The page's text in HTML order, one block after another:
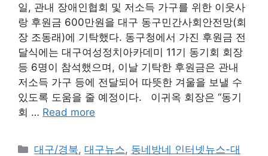
일, 관내 장애인협회 및 저소득 가구를 위한 이웃사
랑 후원금 600만원을 대구 동구민간사회안전망(회
장 조동래)에 기탁했다. 동구청에서 가진 후원금 전
달식에는 대구여성정치아카데미 11기 동기회 회장
등 6명이 참석했으며, 이날 기탁한 후원금은 관내
저소득 가구 등에 전달되어 따뜻한 겨울을 보낼 수
있도록 도움을 줄 예정이다. 이귀옥 회장은 “동기
회 … Read more
Categories
대구/경북,대구뉴스, 동네방네 인터넷뉴스-대